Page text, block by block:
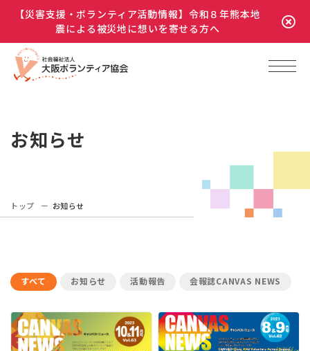
【災害支援・ボランティア活動情報】令和８年熊本地
震による被災地に想いを寄せる方へ
お知らせ
トップ お知らせ
すべて お知らせ 活動報告 会報誌CANVAS NEWS